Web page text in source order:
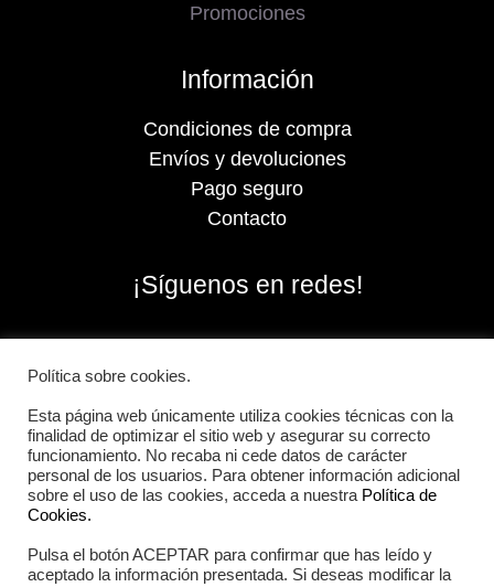
Promociones
Información
Condiciones de compra
Envíos y devoluciones
Pago seguro
Contacto
¡Síguenos en redes!
2026 Iberian Sportech © Todos los derechos
Política sobre cookies.
Esta página web únicamente utiliza cookies técnicas con la
finalidad de optimizar el sitio web y asegurar su correcto
funcionamiento. No recaba ni cede datos de carácter
personal de los usuarios. Para obtener información adicional
sobre el uso de las cookies, acceda a nuestra Política de
Cookies.
Pulsa el botón ACEPTAR para confirmar que has leído y
aceptado la información presentada. Si deseas modificar la